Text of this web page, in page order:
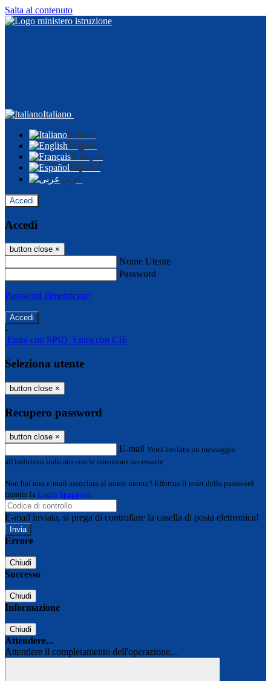
Salta al contenuto
Italiano
Italiano
English
Français
Español
عربى
Accedi
Accedi
button close ×
Nome Utente
Password
Password dimenticata?
-
Entra con SPID Entra con CIE
Seleziona utente
button close ×
Recupero password
button close ×
E-mail Verrà inviato un messaggio
all'indirizzo indicato con le istruzioni necessarie.
Non hai una e-mail associata al nome utente? Effettua il reset della password
tramite la Login Spaggiari
E-mail inviata, si prega di controllare la casella di posta elettronica!
Errore
Chiudi
Successo
Chiudi
Informazione
Chiudi
Attendere...
Attendere il completamento dell'operazione...